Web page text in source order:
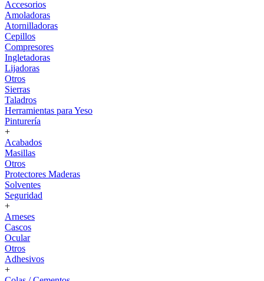
Accesorios
Amoladoras
Atornilladoras
Cepillos
Compresores
Ingletadoras
Lijadoras
Otros
Sierras
Taladros
Herramientas para Yeso
Pinturería
+
Acabados
Masillas
Otros
Protectores Maderas
Solventes
Seguridad
+
Arneses
Cascos
Ocular
Otros
Adhesivos
+